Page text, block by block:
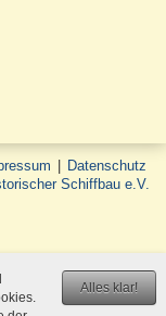
Datenschutz
Schiffbau e.V.
Alles klar!